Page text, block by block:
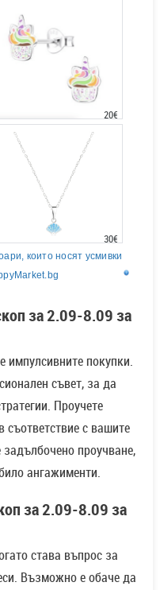
20€
30€
които носят усмивки
за 2.09-8.09 за
импулсивните покупки.
съвет, за да
Проучете
с вашите
проучване,
ангажименти.
за 2.09-8.09 за
става въпрос за
Възможно е обаче да